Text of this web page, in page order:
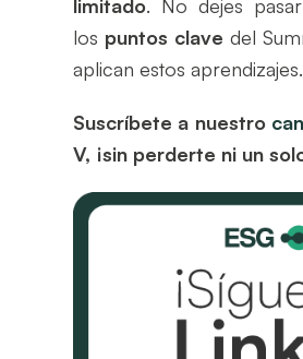
limitado. No dejes
los puntos clave del
aplican estos aprendizajes.
Suscríbete a nuestro
V, ¡sin perderte ni un